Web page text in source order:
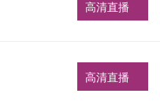
高清直播
高清直播